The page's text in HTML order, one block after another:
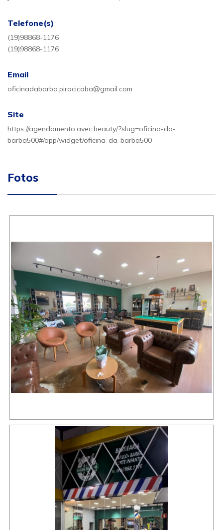
Telefone(s)
(19)98868-1176
(19)98868-1176
Email
oficinadabarba.piracicaba@gmail.com
Site
https://agendamento.avec.beauty/?slug=oficina-da-
barba500#/app/widget/oficina-da-barba500
Fotos